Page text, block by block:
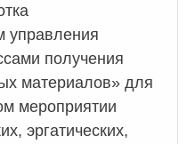
управления
получения
материалов» для
мероприятии
эргатических,